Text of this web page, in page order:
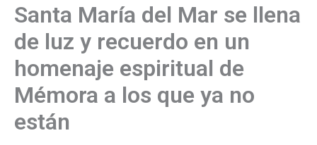
Santa María del Mar se llena
de luz y recuerdo en un
homenaje espiritual de
Mémora a los que ya no
están